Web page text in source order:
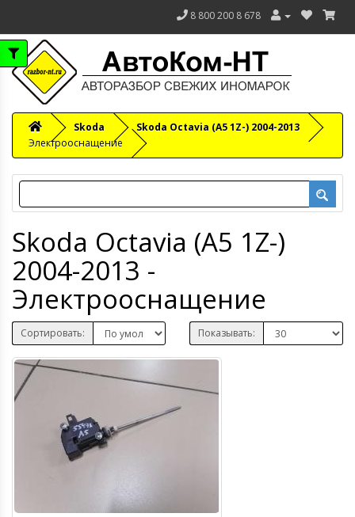
8 800 200 8 678
Skoda
Skoda Octavia (A5 1Z-) 2004-2013
Электрооснащение
Skoda Octavia (A5 1Z-)
2004-2013 -
Электрооснащение
Сортировать: Показывать: